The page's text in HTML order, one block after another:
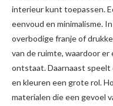
interieur kunt toepassen.
eenvoud en minimalisme.
overbodige franje of
van de ruimte, waardoor
ontstaat. Daarnaast speelt
en kleuren een grote rol.
materialen die een gevoel